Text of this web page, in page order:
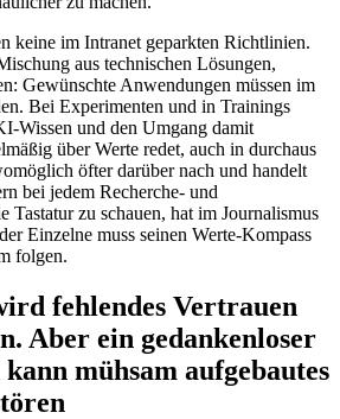
keine im Intranet geparkten Richtlinien.
aus technischen Lösungen,
Gewünschte Anwendungen müssen im
Bei Experimenten und in Trainings
Wissen und den Umgang damit
über Werte redet, auch in durchaus
öfter darüber nach und handelt
bei jedem Recherche- und
Tastatur zu schauen, hat im Journalismus
Einzelne muss seinen Werte-Kompass
folgen.
fehlendes Vertrauen
Aber ein gedankenloser
mühsam aufgebautes